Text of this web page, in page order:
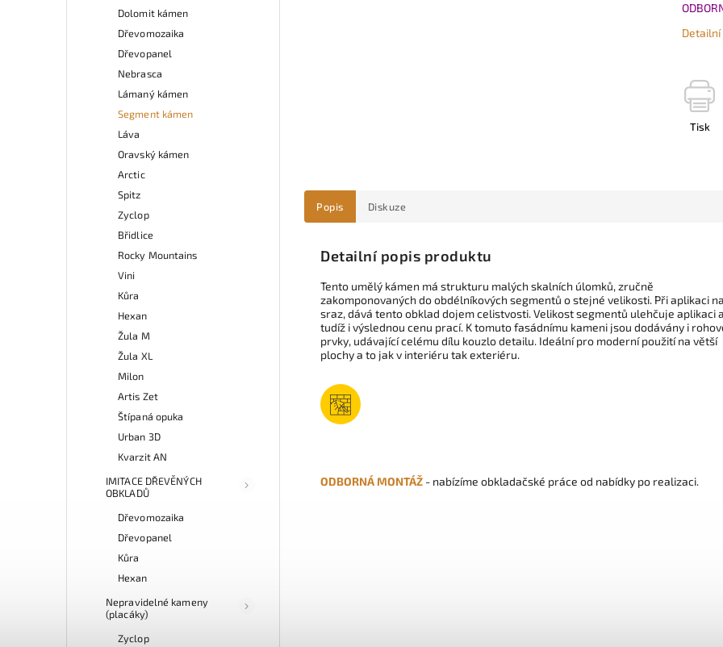
Dolomit kámen
Dřevomozaika
Dřevopanel
Nebrasca
Lámaný kámen
Segment kámen
Láva
Oravský kámen
Arctic
Spitz
Zyclop
Břidlice
Rocky Mountains
Vini
Kůra
Hexan
Žula M
Žula XL
Milon
Artis Zet
Štípaná opuka
Urban 3D
Kvarzit AN
IMITACE DŘEVĚNÝCH
OBKLADŮ
Dřevomozaika
Dřevopanel
Kůra
Hexan
Nepravidelné kameny
(placáky)
Zyclop
Tisk
Popis Diskuze
Detailní popis produktu
Tento umělý kámen má strukturu malých skalních úlomků, zručně
zakomponovaných do obdélníkových segmentů o stejné velikosti. Při aplikaci na
sraz, dává tento obklad dojem celistvosti. Velikost segmentů ulehčuje aplikaci a
tudíž i výslednou cenu prací. K tomuto fasádnímu kameni jsou dodávány i
prvky, udávající celému dílu kouzlo detailu. Ideální pro moderní použití na větší
plochy a to jak v interiéru tak exteriéru.
ODBORNÁ MONTÁŽ - nabízíme obkladačské práce od nabídky po realizaci.